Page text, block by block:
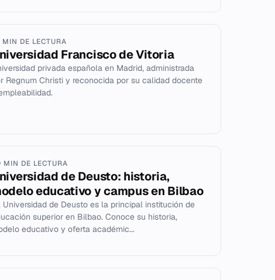
MIN DE LECTURA
Francisco de Vitoria
privada española en Madrid, administrada
Regnum Christi y reconocida por su calidad docente
MIN DE LECTURA
de Deusto: historia,
educativo y campus en Bilbao
Universidad de Deusto es la principal institución de
superior en Bilbao. Conoce su historia,
educativo y oferta académic...